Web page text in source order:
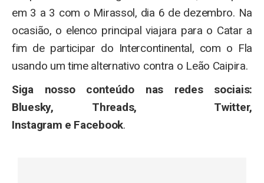
em 3 a 3 com o Mirassol, dia 6 de dezembro. Na
ocasião, o elenco principal viajara para o Catar a
fim de participar do Intercontinental, com o Fla
usando um time alternativo contra o Leão Caipira.
Siga nosso conteúdo nas redes sociais:
Bluesky, Threads, Twitter,
Instagram e Facebook.